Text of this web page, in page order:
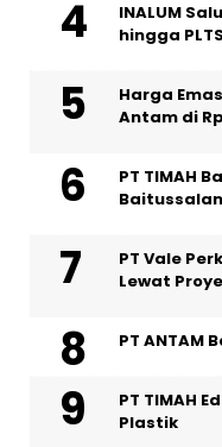
INALUM
hingga PLTS
Harga
Antam di
PT TIMAH
PT Vale
Lewat
PT ANTAM
PT TIMAH
Plastik